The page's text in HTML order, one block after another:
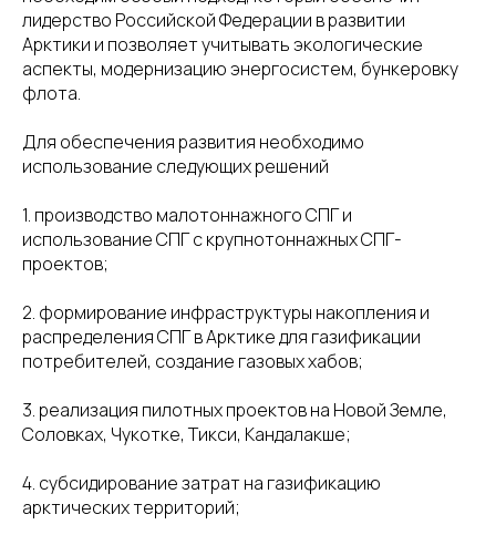
лидерство Российской Федерации в развитии
Арктики и позволяет учитывать экологические
аспекты, модернизацию энергосистем, бункеровку
флота.
Для обеспечения развития необходимо
использование следующих решений
1. производство малотоннажного СПГ и
использование СПГ с крупнотоннажных СПГ-
проектов;
2. формирование инфраструктуры накопления и
распределения СПГ в Арктике для газификации
потребителей, создание газовых хабов;
3. реализация пилотных проектов на Новой Земле,
Соловках, Чукотке, Тикси, Кандалакше;
4. субсидирование затрат на газификацию
арктических территорий;